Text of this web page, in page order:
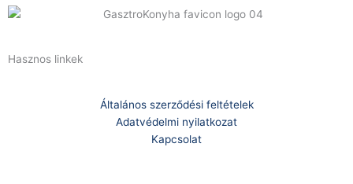
Hasznos linkek
Általános szerződési feltételek
Adatvédelmi nyilatkozat
Kapcsolat